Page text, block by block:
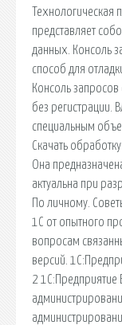
представляет
данных. Консоль
способ для
Консоль
без регистрации.
специальным
Скачать
Она
актуальна при
По личному.
1С от опытного
вопросам
версий.
2